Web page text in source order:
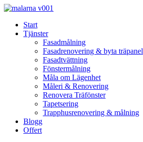
Skip
contentStart
Tjänster
Fasadmålning
Fasadrenovering & byta träpanel
Fasadtvättning
Fönstermålning
Måla om Lägenhet
Måleri & Renovering
Renovera Träfönster
Tapetsering
Trapphusrenovering & målning
Blogg
Offert